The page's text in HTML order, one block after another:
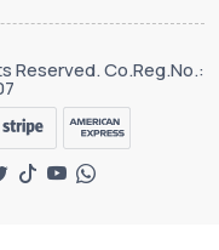
Reserved. Co.Reg.No.: